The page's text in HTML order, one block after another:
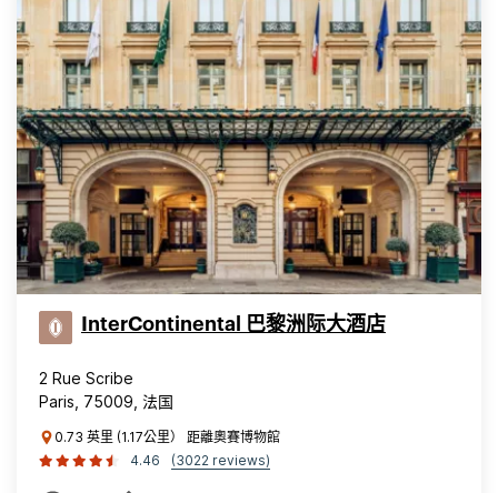
InterContinental 巴黎洲际大酒店
2 Rue Scribe
Paris, 75009, 法国
0.73 英里 (1.17公里） 距離奧賽博物館
4.46
(3022 reviews)